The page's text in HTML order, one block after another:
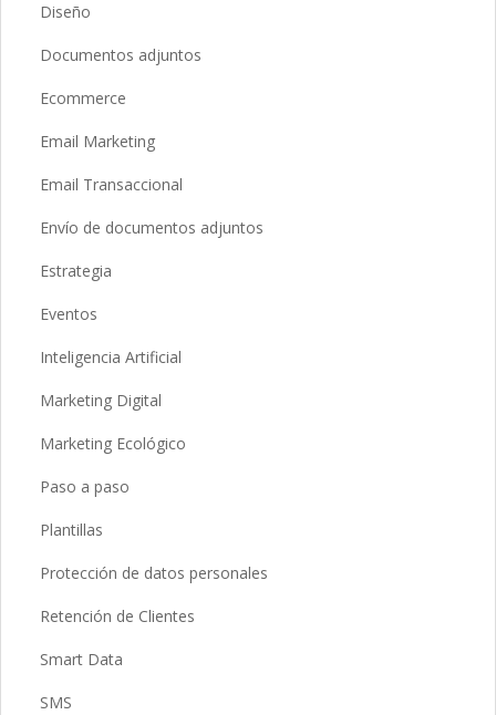
Diseño
Documentos adjuntos
Ecommerce
Email Marketing
Email Transaccional
Envío de documentos adjuntos
Estrategia
Eventos
Inteligencia Artificial
Marketing Digital
Marketing Ecológico
Paso a paso
Plantillas
Protección de datos personales
Retención de Clientes
Smart Data
SMS